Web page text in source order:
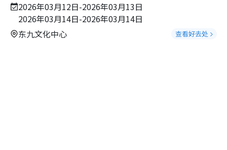
2026年03月12日-2026年03月13日
2026年03月14日-2026年03月14日
东九文化中心
查看好去处